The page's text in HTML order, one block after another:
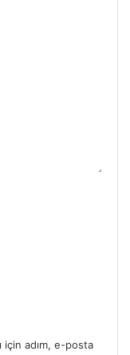
için adım, e-posta